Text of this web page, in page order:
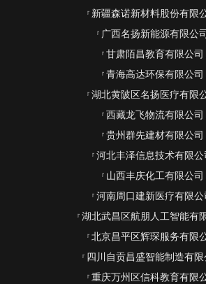
新疆森诺新材料股份有限
广西名扬新能源有限公司
甘肃陌昌教育有限公司
青海高达环保有限公司
湖北黄陂区名扬医疗有限
西藏龙飞物流有限公司
贵州群先建材有限公司
河北丰泽信息技术有限公
山西丰庆化工有限公司
河南周口建新医疗有限公
湖北武昌区航朋人工智能有
北京昌平区辉琛服务有限
四川自贡昌盛智能制造有限
重庆万州区信科教育有限